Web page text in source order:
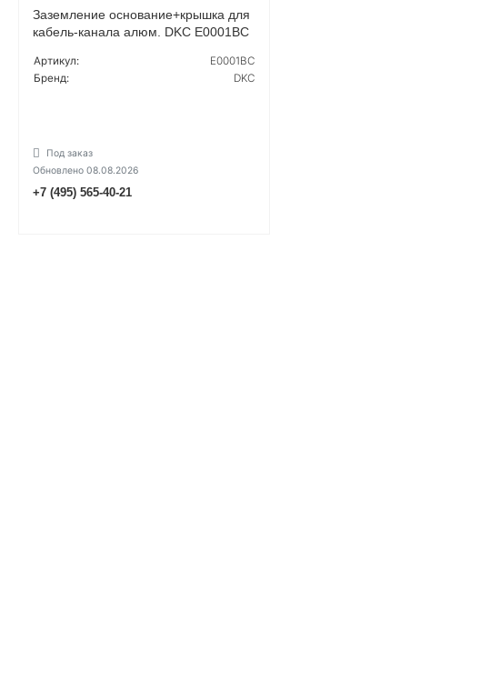
Заземление основание+крышка для
кабель-канала алюм. DKC E0001BC
Артикул:
E0001BC
Бренд:
DKC
Под заказ
Обновлено 08.08.2026
+7 (495) 565-40-21